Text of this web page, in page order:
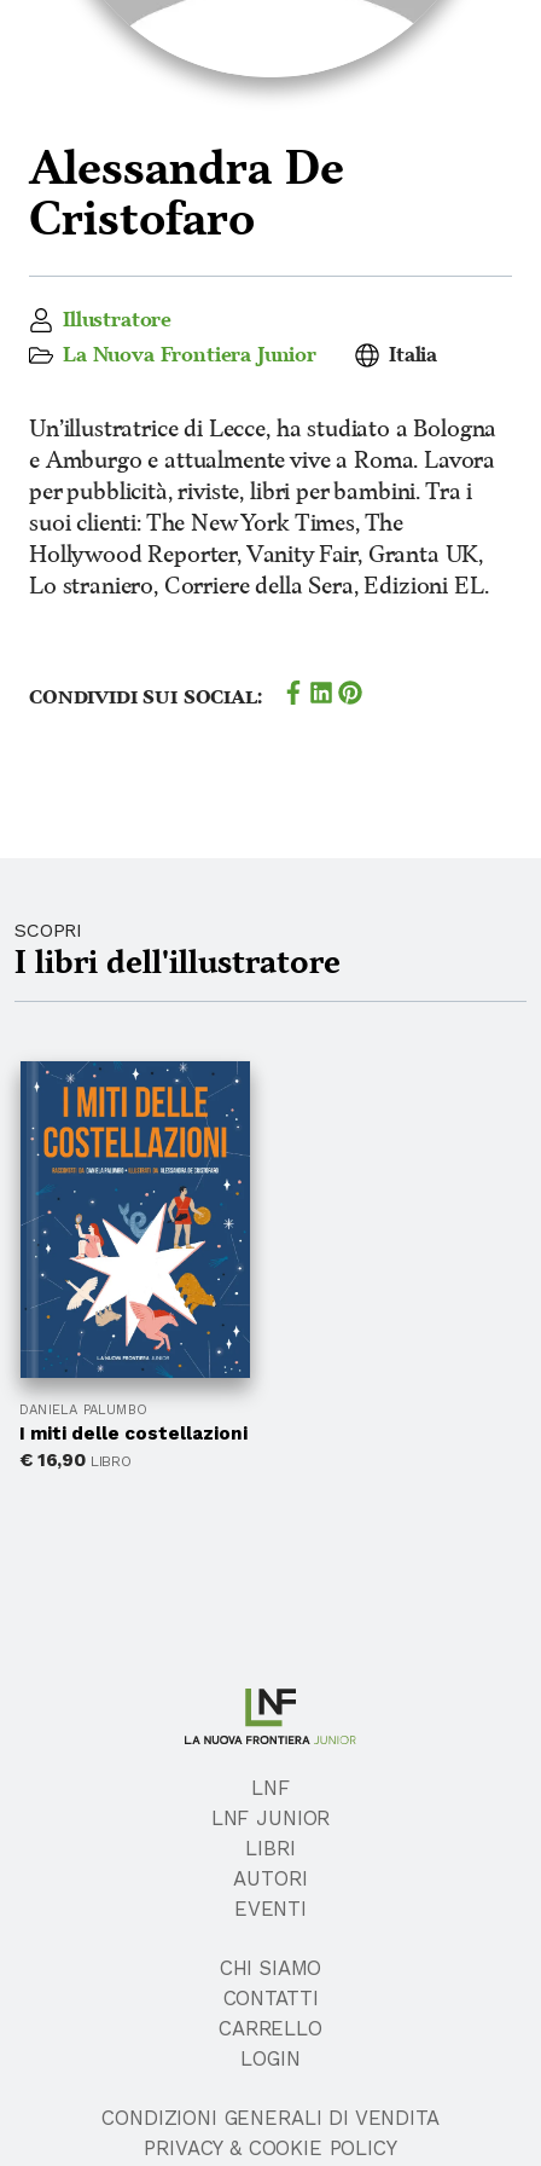
Alessandra De
Cristofaro
Illustratore
La Nuova Frontiera Junior
Italia
Un’illustratrice di Lecce, ha studiato a Bologna
e Amburgo e attualmente vive a Roma. Lavora
per pubblicità, riviste, libri per bambini. Tra i
suoi clienti: The New York Times, The
Hollywood Reporter, Vanity Fair, Granta UK,
Lo straniero, Corriere della Sera, Edizioni EL.
Condividi sui social:
SCOPRI
I libri dell'illustratore
DANIELA PALUMBO
I miti delle costellazioni
€16,90 LIBRO
LNF
LNF JUNIOR
LIBRI
AUTORI
EVENTI
CHI SIAMO
CONTATTI
CARRELLO
LOGIN
CONDIZIONI GENERALI DI VENDITA
PRIVACY & COOKIE POLICY